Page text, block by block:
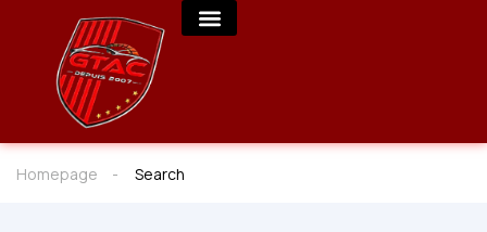
Homepage Search